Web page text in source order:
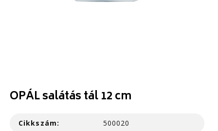
OPÁL salátás tál 12 cm
Cikkszám: 500020